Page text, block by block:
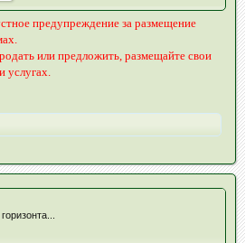
предупреждение за размещение
или предложить, размещайте свои
услугах.